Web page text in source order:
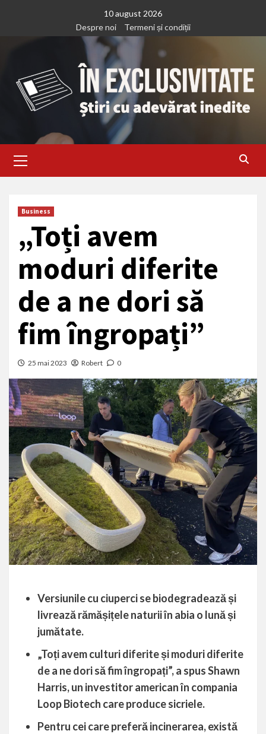
10 august 2026
Despre noi
Termeni și condiții
Menu
Business
„Toți avem
moduri diferite
de a ne dori să
fim îngropați”
25 mai 2023 Robert 0
Versiunile cu ciuperci se biodegradează și
livrează rămășițele naturii în abia o lună și
jumătate.
„Toți avem culturi diferite și moduri diferite
de a ne dori să fim îngropați”, a spus Shawn
Harris, un investitor american în compania
Loop Biotech care produce sicriele.
Pentru cei care preferă incinerarea, există